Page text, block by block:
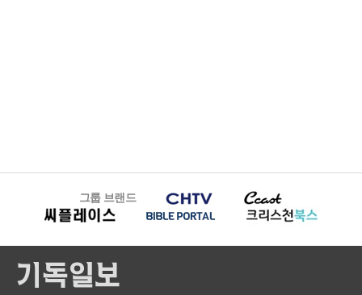
그룹 브랜드